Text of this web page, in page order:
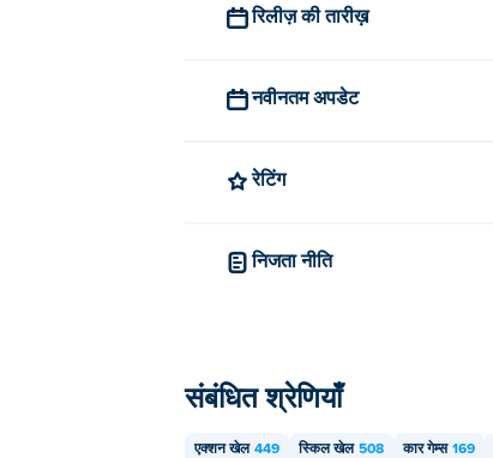
रिलीज़ की तारीख़
नवीनतम अपडेट
रेटिंग
निजता नीति
संबंधित श्रेणियाँ
एक्शन खेल 449 स्किल खेल 508 कार गेम्स 169